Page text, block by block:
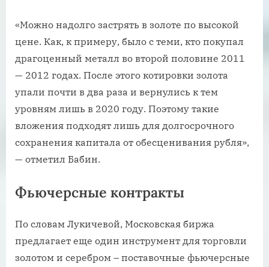
«Можно надолго застрять в золоте по высокой
цене. Как, к примеру, было с теми, кто покупал
драгоценный металл во второй половине 2011
— 2012 годах. После этого котировки золота
упали почти в два раза и вернулись к тем
уровням лишь в 2020 году. Поэтому такие
вложения подходят лишь для долгосрочного
сохранения капитала от обесценивания рубля»,
— отметил Бабин.
Фьючерсные контракты
По словам Лукичевой, Московская биржа
предлагает еще один инструмент для торговли
золотом и серебром – поставочные фьючерсные